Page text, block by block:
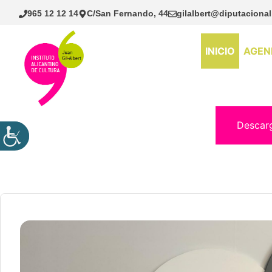
Saltar
965 12 12 14 C/San Fernando, 44
INICIO